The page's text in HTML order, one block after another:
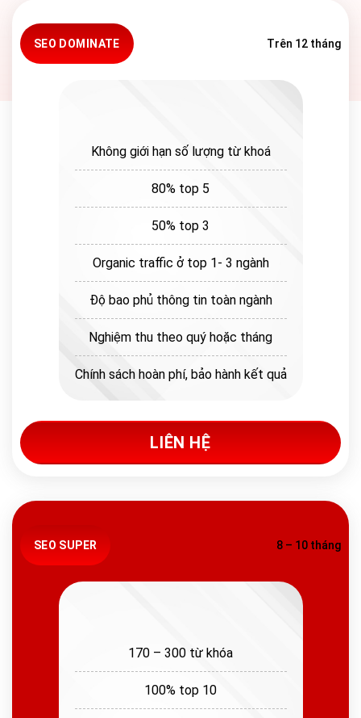
SEO DOMINATE Trên 12 tháng
Không giới hạn số lượng từ khoá
80% top 5
50% top 3
Organic traffic ở top 1- 3 ngành
Độ bao phủ thông tin toàn ngành
Nghiệm thu theo quý hoặc tháng
Chính sách hoàn phí, bảo hành kết quả
LIÊN HỆ
SEO SUPER 8 – 10 tháng
170 – 300 từ khóa
100% top 10